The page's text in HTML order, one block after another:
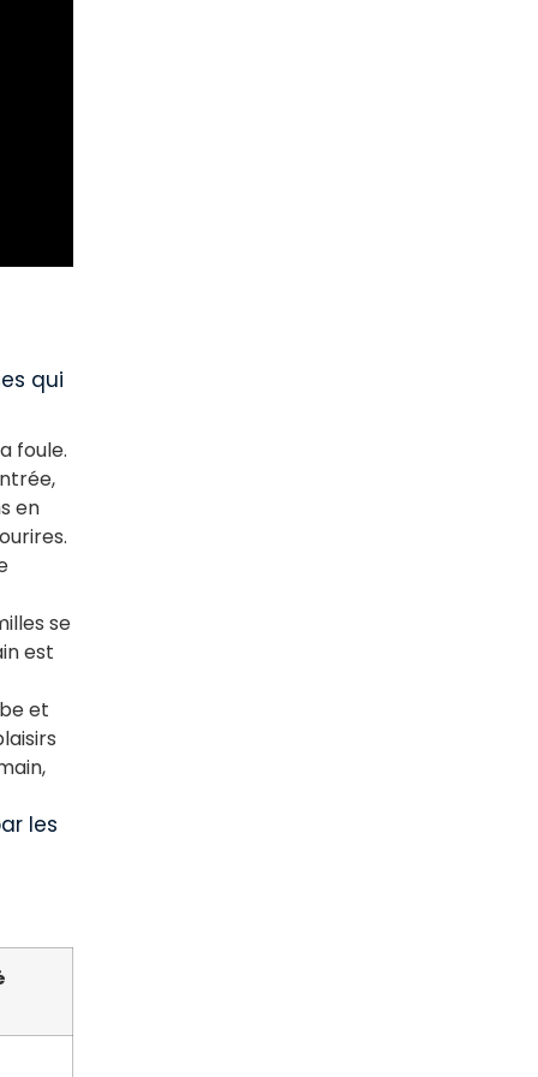
qui
foule.
en
se
est
et
les